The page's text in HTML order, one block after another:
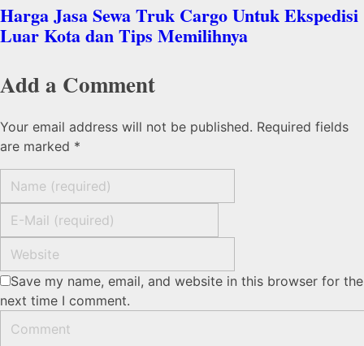
Harga Jasa Sewa Truk Cargo Untuk Ekspedisi
Luar Kota dan Tips Memilihnya
Add a Comment
Your email address will not be published. Required fields
are marked *
Save my name, email, and website in this browser for the
next time I comment.